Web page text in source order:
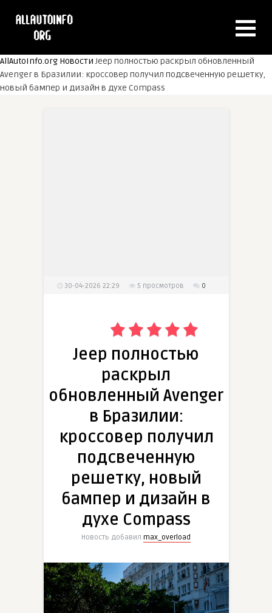
AllAutoInfo.org НовостиJeep полностью раскрыл обновленный
Avenger в Бразилии: кроссовер получил подсвеченную решетку,
новый бампер и дизайн в духе Compass
30-04-2026 22:29 5 просмотров 0
Jeep полностью
раскрыл
обновленный Avenger
в Бразилии:
кроссовер получил
подсвеченную
решетку, новый
бампер и дизайн в
духе Compass
Новость добавил max_overload